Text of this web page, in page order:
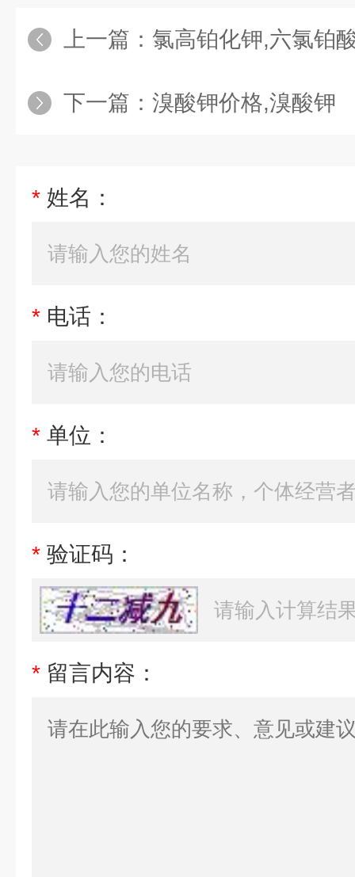
上一篇： 氯高铂化钾,六氯铂
下一篇： 溴酸钾价格,溴酸钾
* 姓名：
* 电话：
* 单位：
* 验证码：
* 留言内容：